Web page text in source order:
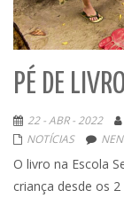
PÉ DE
22 - ABR - 2022
NOTÍCIAS
O livro na Escola
criança desde os